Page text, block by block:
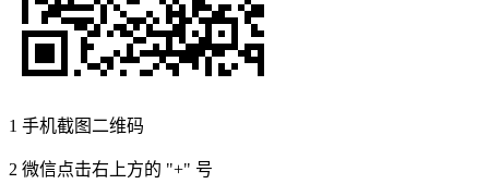
1 手机截图二维码
2 微信点击右上方的 "+" 号